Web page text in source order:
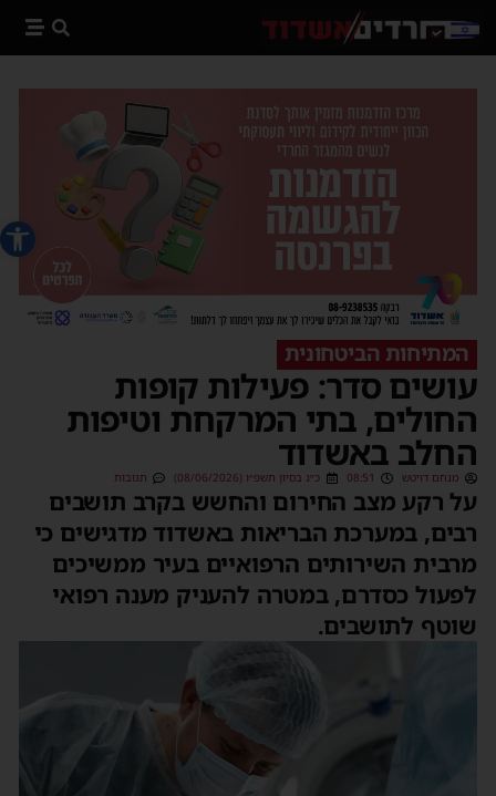
פתח
המתיחות הביטחונית
עושים סדר: פעילות קופות
החולים, בתי המרקחת וטיפות
החלב באשדוד
מנחם דויטש 08:51 כ״ג בסיון תשפ״ו (08/06/2026) תגובות
על רקע מצב החירום והחשש בקרב תושבים
רבים, במערכת הבריאות באשדוד מדגישים כי
מרבית השירותים הרפואיים בעיר ממשיכים
לפעול כסדרם, במטרה להעניק מענה רפואי
שוטף לתושבים.